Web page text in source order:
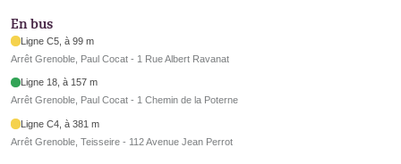
En bus
Ligne C5, à 99 m
Arrêt Grenoble, Paul Cocat - 1 Rue Albert Ravanat
Ligne 18, à 157 m
Arrêt Grenoble, Paul Cocat - 1 Chemin de la Poterne
Ligne C4, à 381 m
Arrêt Grenoble, Teisseire - 112 Avenue Jean Perrot